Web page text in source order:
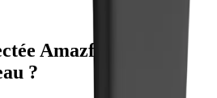
Amazfit Band 7
?